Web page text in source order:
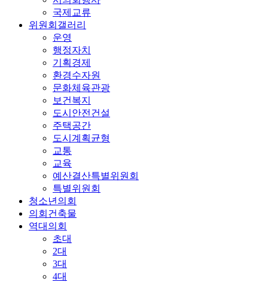
국제교류
위원회갤러리
운영
행정자치
기획경제
환경수자원
문화체육관광
보건복지
도시안전건설
주택공간
도시계획균형
교통
교육
예산결산특별위원회
특별위원회
청소년의회
의회건축물
역대의회
초대
2대
3대
4대